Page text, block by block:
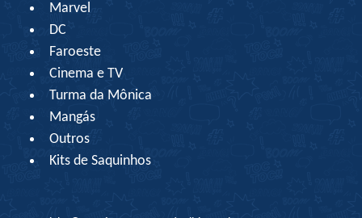
Marvel
DC
Faroeste
Cinema e TV
Turma da Mônica
Mangás
Outros
Kits de Saquinhos